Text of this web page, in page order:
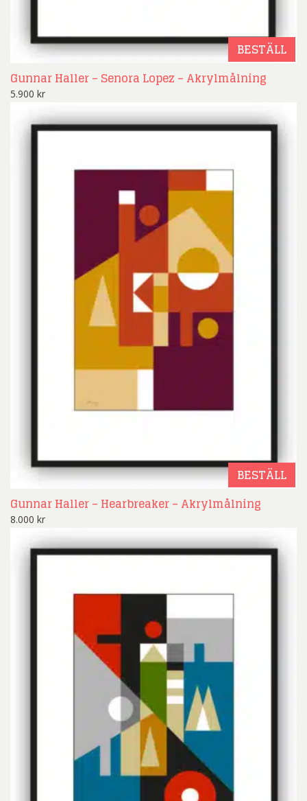
BESTÄLL
Gunnar Haller – Senora Lopez – Akrylmålning
5.900 kr
BESTÄLL
Gunnar Haller – Hearbreaker – Akrylmålning
8.000 kr